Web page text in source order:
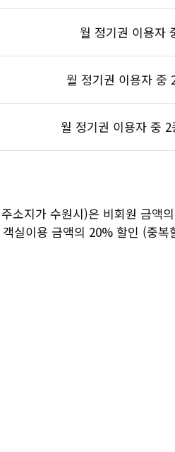
월 정기권 이용자
월 정기권 이용자 중
월 정기권 이용자 중
소지가 수원시)은 비회원 금액
실이용 금액의 20% 할인 (중복